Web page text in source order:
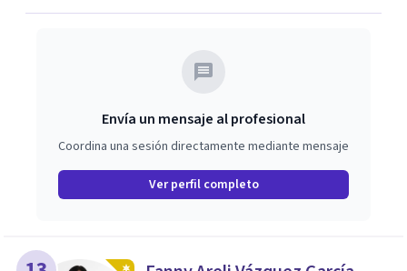
Envía un mensaje al profesional
Coordina una sesión directamente mediante mensaje
Ver perfil completo